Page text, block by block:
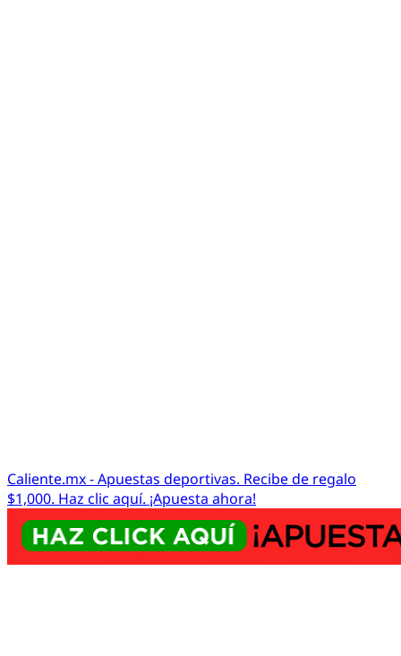
Caliente.mx - Apuestas deportivas. Recibe de regalo
$1,000. Haz clic aquí. ¡Apuesta ahora!